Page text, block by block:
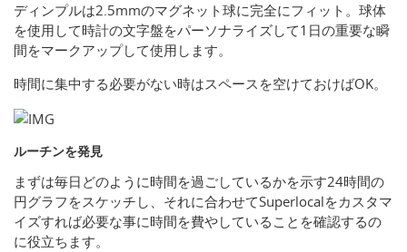
ディンプルは2.5mmのマグネット球に完全にフィット。球体
を使用して時計の文字盤をパーソナライズして1日の重要な瞬
間をマークアップして使用します。
時間に集中する必要がない時はスペースを空けておけばOK。
ルーチンを発見
まずは毎日どのように時間を過ごしているかを示す24時間の
円グラフをスケッチし、それに合わせてSuperlocalをカスタマ
イズすれば必要な事に時間を費やしていることを確認するの
に役立ちます。